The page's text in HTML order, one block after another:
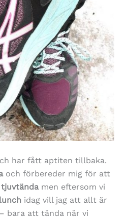
har fått aptiten tillbaka.
och förbereder mig för att
men eftersom vi
idag vill jag att allt är
bara att tända när vi